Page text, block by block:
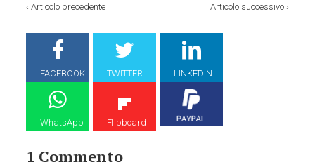
‹Articolo precedente Articolo successivo›
FACEBOOK TWITTER LINKEDIN
WhatsApp Flipboard
1 Commento